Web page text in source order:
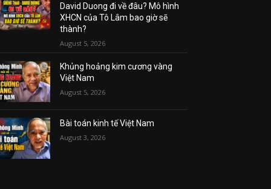
David Duong đi về đâu? Mô hình
XHCN của Tô Lâm bao giờ sẽ
thành?
August 5, 2026
Khủng hoảng kim cương vàng
Việt Nam
August 5, 2026
Bài toán kinh tế Việt Nam
August 3, 2026